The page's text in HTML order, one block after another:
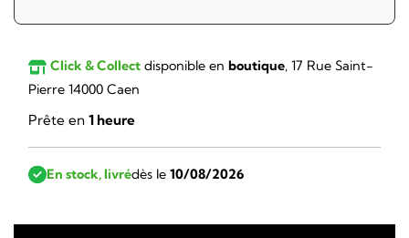
Click & Collect disponible en boutique, 17 Rue Saint-
Pierre 14000 Caen
Prête en 1 heure
En stock, livrédès le 10/08/2026